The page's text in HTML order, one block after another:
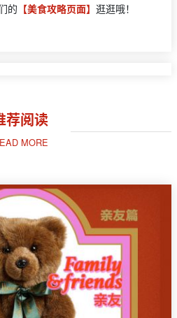
的 【美食攻略页面】 逛逛哦！
荐阅读
MORE